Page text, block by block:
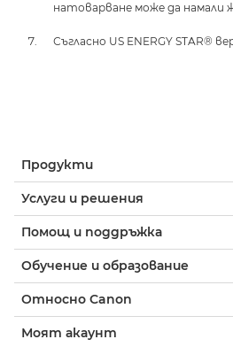
натоварване може да намали
Съгласно US ENERGY STAR®
Продукти
Услуги и решения
Помощ и поддръжка
Обучение и образование
Относно Canon
Моят акаунт